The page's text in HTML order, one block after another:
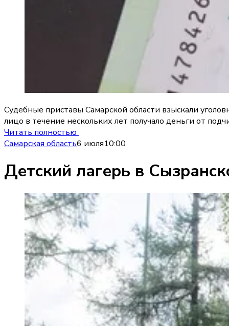
Судебные приставы Самарской области взыскали
лицо в течение нескольких лет получало деньги от
Читать полностью
Самарская область6 июля10:00
Детский лагерь в